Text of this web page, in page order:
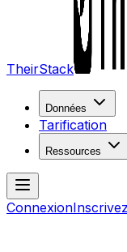
TheirStack
Données
Tarification
Ressources
Connexion